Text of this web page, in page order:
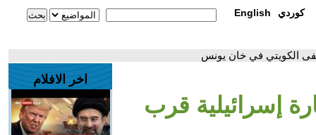
English كوردي
الكويتي في خان يونس
إسرائيلية قرب
اخر الافلام